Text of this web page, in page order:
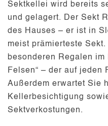
Sektkellei wird bereits
und gelagert. Der Sekt
des Hauses – er ist in
meist prämierteste
besonderen Regalen im
Felsen“ – der auf jeden
Außerdem erwartet Sie
Kellerbesichtigung
Sektverkostungen.